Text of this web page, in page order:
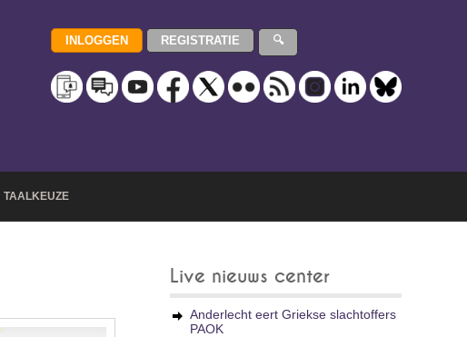
TAALKEUZE
Live nieuws center
Anderlecht eert Griekse slachtoffers
PAOK